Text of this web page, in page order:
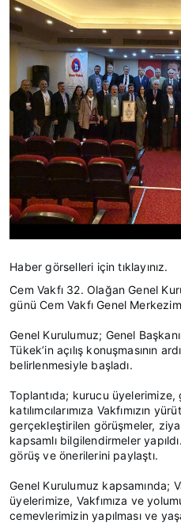
Haber görselleri için tıklayınız.
Cem Vakfı 32. Olağan Genel
günü Cem Vakfı Genel
Genel Kurulumuz; Genel
Tükek’in açılış konuşmasının
belirlenmesiyle başladı.
Toplantıda; kurucu
katılımcılarımıza Vakfımızın
gerçekleştirilen görüşmeler,
kapsamlı bilgilendirmeler
görüş ve önerilerini paylaştı.
Genel Kurulumuz kapsamında;
üyelerimize, Vakfımıza ve
cemevlerimizin yapılması ve